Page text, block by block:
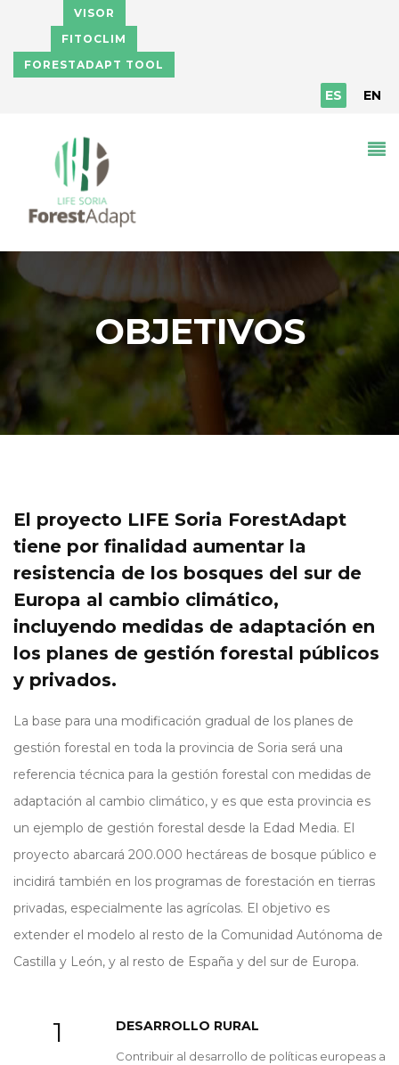
Pasar al contenido principal
VISOR
FITOCLIM
FORESTADAPT TOOL
ES EN
OBJETIVOS
El proyecto LIFE Soria ForestAdapt
tiene por finalidad aumentar la
resistencia de los bosques del sur de
Europa al cambio climático,
incluyendo medidas de adaptación en
los planes de gestión forestal públicos
y privados.
La base para una modificación gradual de los planes de
gestión forestal en toda la provincia de Soria será una
referencia técnica para la gestión forestal con medidas de
adaptación al cambio climático, y es que esta provincia es
un ejemplo de gestión forestal desde la Edad Media. El
proyecto abarcará 200.000 hectáreas de bosque público e
incidirá también en los programas de forestación en tierras
privadas, especialmente las agrícolas. El objetivo es
extender el modelo al resto de la Comunidad Autónoma de
Castilla y León, y al resto de España y del sur de Europa.
1 DESARROLLO RURAL
Contribuir al desarrollo de políticas europeas a